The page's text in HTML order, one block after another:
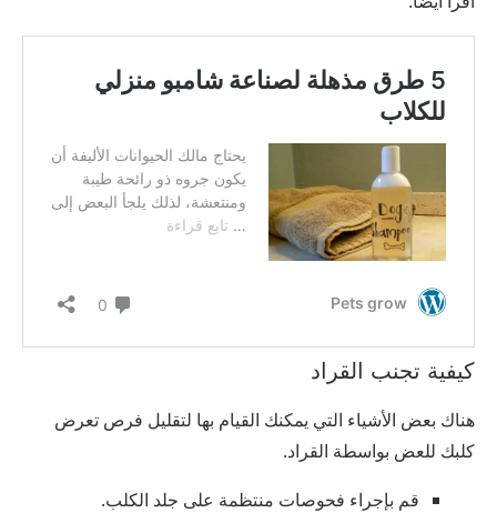
كيفية تجنب القراد
هناك بعض الأشياء التي يمكنك القيام بها لتقليل فرص تعرض
كلبك للعض بواسطة القراد.
قم بإجراء فحوصات منتظمة على جلد الكلب.